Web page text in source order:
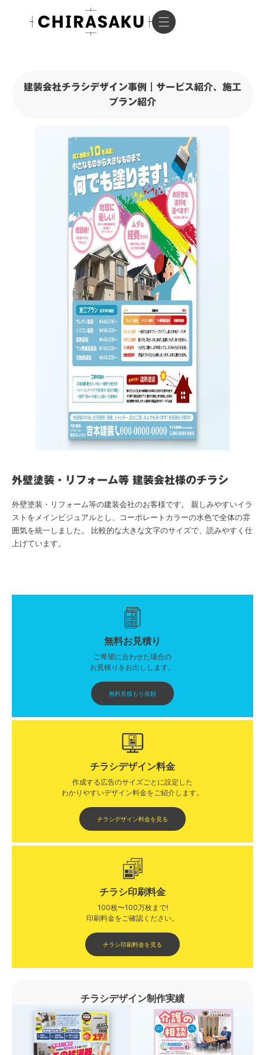
建装会社チラシデザイン事例｜サービス紹介、施工
プラン紹介
外壁塗装・リフォーム等 建装会社様のチラシ
外壁塗装・リフォーム等の建装会社のお客様です。 親しみやすいイラ
ストをメインビジュアルとし、コーポレートカラーの水色で全体の雰
囲気を統一しました。 比較的な大きな文字のサイズで、読みやすく仕
上げています。
無料お見積り
ご希望に合わせた場合の
お見積りをお出しします。
無料見積もり依頼
チラシデザイン料金
作成する広告のサイズごとに設定した
わかりやすいデザイン料金をご紹介します。​​
チラシデザイン料金を見る
チラシ印刷料金
100枚〜100万枚まで!
印刷料金をご確認ください。​
チラシ印刷料金を見る
チラシデザイン制作実績